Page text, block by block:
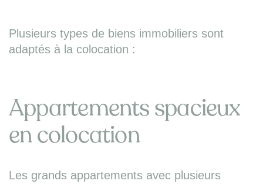
Plusieurs types de biens immobiliers sont
adaptés à la colocation :
Appartements spacieux
en colocation
Les grands appartements avec plusieurs